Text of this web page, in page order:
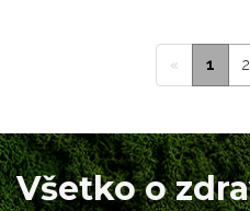
« 1 2
Všetko o